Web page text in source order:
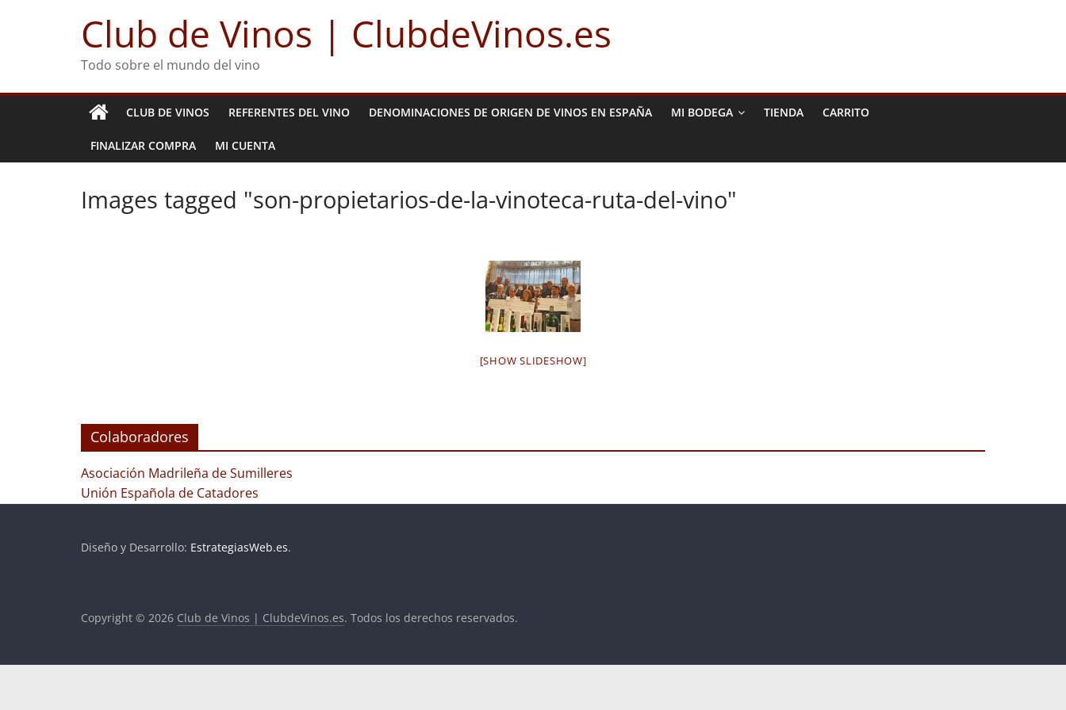
Club de Vinos | ClubdeVinos.es
Todo sobre el mundo del vino
CLUB DE VINOS REFERENTES DEL VINO DENOMINACIONES DE ORIGEN DE VINOS EN ESPAÑA MI BODEGA TIENDA CARRITO
FINALIZAR COMPRA MI CUENTA
Images tagged "son-propietarios-de-la-vinoteca-ruta-del-vino"
[SHOW SLIDESHOW]
Colaboradores
Asociación Madrileña de Sumilleres
Unión Española de Catadores
Diseño y Desarrollo: EstrategiasWeb.es.
Copyright © 2026 Club de Vinos | ClubdeVinos.es. Todos los derechos reservados.